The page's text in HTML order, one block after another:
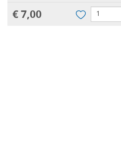
€ 7,00